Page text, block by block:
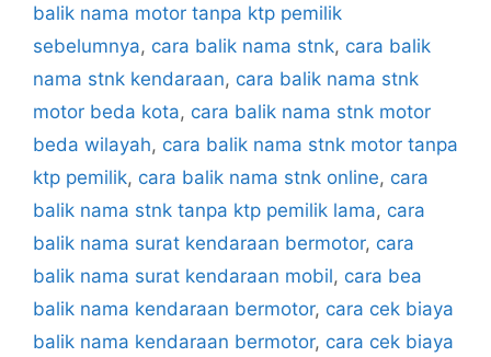
balik nama motor tanpa ktp pemilik
sebelumnya, cara balik nama stnk, cara balik
nama stnk kendaraan, cara balik nama stnk
motor beda kota, cara balik nama stnk motor
beda wilayah, cara balik nama stnk motor tanpa
ktp pemilik, cara balik nama stnk online, cara
balik nama stnk tanpa ktp pemilik lama, cara
balik nama surat kendaraan bermotor, cara
balik nama surat kendaraan mobil, cara bea
balik nama kendaraan bermotor, cara cek biaya
balik nama kendaraan bermotor, cara cek biaya